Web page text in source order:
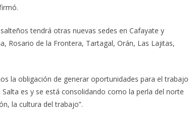
tendrá otras nuevas sedes en Cafayate y
Rosario de la Frontera, Tartagal, Orán, Las Lajitas,
la obligación de generar oportunidades para el trabajo
es y se está consolidando como la perla del norte
la cultura del trabajo”.